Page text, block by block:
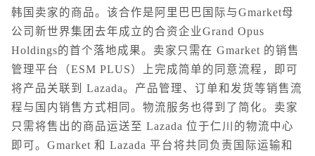
韩国卖家的商品。该合作是阿里巴巴国际与Gmarket母
公司新世界集团去年成立的合资企业Grand Opus
Holdings的首个落地成果。 卖家只需在 Gmarket 的销售
管理平台（ESM PLUS）上完成简单的同意流程，即可
将产品关联到 Lazada。产品管理、订单和发货等销售流
程与国内销售方式相同。物流服务也得到了简化。卖家
只需将售出的商品运送至 Lazada 位于仁川的物流中心
即可。Gmarket 和 Lazada 平台将共同负责国际运输和